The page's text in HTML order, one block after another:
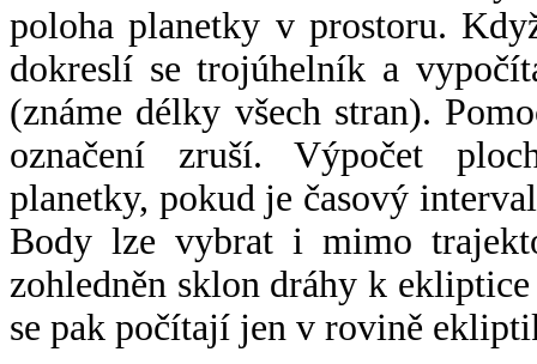
poloha planetky v prostoru.
dokreslí se trojúhelník a
(známe délky všech stran).
označení zruší. Výpočet
planetky, pokud je časový
Body lze vybrat i mimo
zohledněn sklon dráhy k
se pak počítají jen v rovině